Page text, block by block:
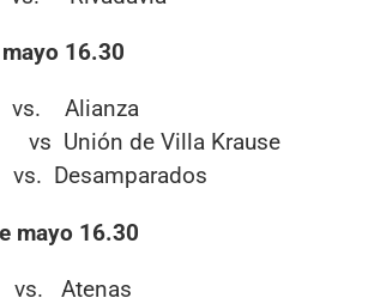
16.30
vs. Alianza
de Villa Krause
Desamparados
mayo 16.30
Atenas